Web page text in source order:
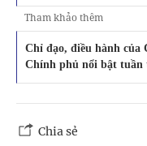
Tham khảo thêm
Chỉ đạo, điều hành
Chính phủ nổi bật tuần
Chia sẻ